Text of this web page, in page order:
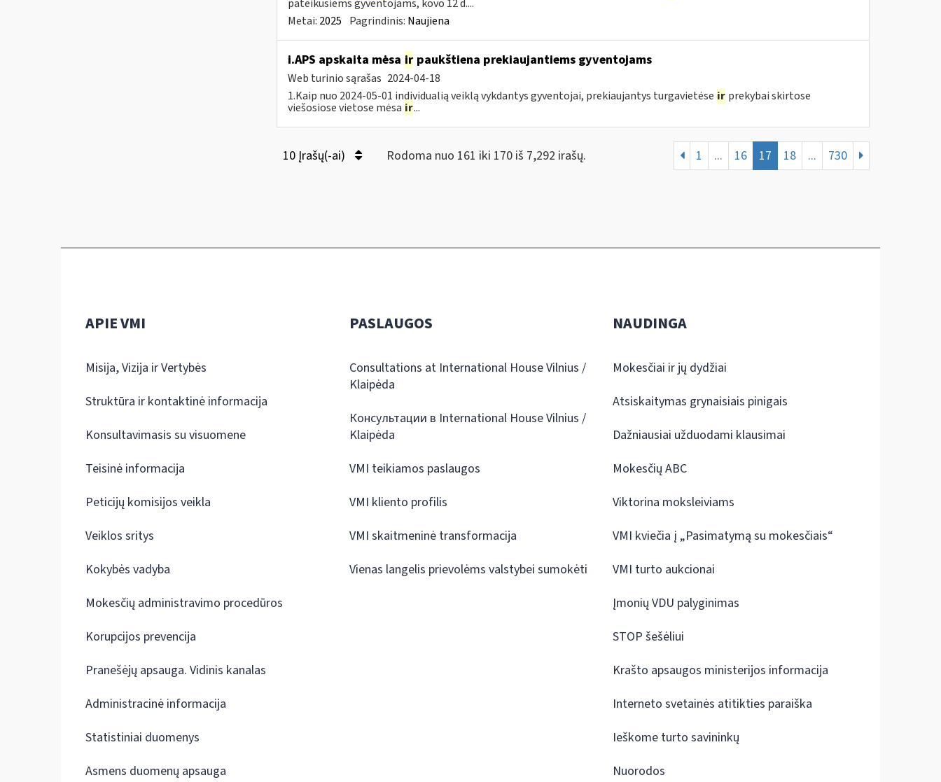
pateikusiems gyventojams, kovo 12 d....
Metai: 2025 Pagrindinis: Naujiena
i.APS apskaita mėsa irpaukštiena prekiaujantiems gyventojams
Web turinio sąrašas 2024-04-18
1.Kaip nuo 2024-05-01 individualią veiklą vykdantys gyventojai, prekiaujantys turgavietėse ir prekybai skirtose
viešosiose vietose mėsa ir...
10 Įrašų(-ai) Rodoma nuo 161 iki 170 iš 7,292 irašų. 1 ... 16 17 18 ... 730
APIE VMI
Misija, Vizija ir Vertybės
Struktūra ir kontaktinė informacija
Konsultavimasis su visuomene
Teisinė informacija
Peticijų komisijos veikla
Veiklos sritys
Kokybės vadyba
Mokesčių administravimo procedūros
Korupcijos prevencija
Pranešėjų apsauga. Vidinis kanalas
Administracinė informacija
Statistiniai duomenys
Asmens duomenų apsauga
PASLAUGOS
Consultations at International House Vilnius /
Klaipėda
Консультации в International House Vilnius /
Klaipėda
VMI teikiamos paslaugos
VMI kliento profilis
VMI skaitmeninė transformacija
Vienas langelis prievolėms valstybei sumokėti
NAUDINGA
Mokesčiai ir jų dydžiai
Atsiskaitymas grynaisiais pinigais
Dažniausiai užduodami klausimai
Mokesčių ABC
Viktorina moksleiviams
VMI kviečia į „Pasimatymą su mokesčiais“
VMI turto aukcionai
Įmonių VDU palyginimas
STOP šešėliui
Krašto apsaugos ministerijos informacija
Interneto svetainės atitikties paraiška
Ieškome turto savininkų
Nuorodos